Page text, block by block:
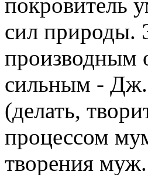
сил природы.
производным
сильным - Дж.
(делать,
процессом
творения